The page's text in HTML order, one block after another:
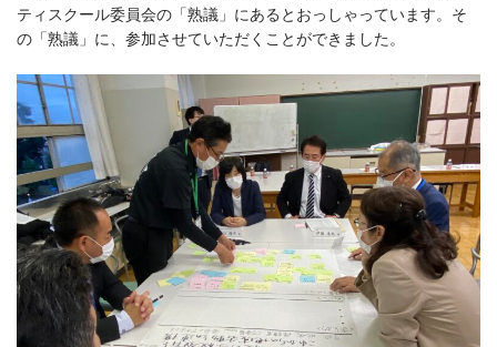
ティスクール委員会の「熟議」にあるとおっしゃっています。そ
の「熟議」に、参加させていただくことができました。